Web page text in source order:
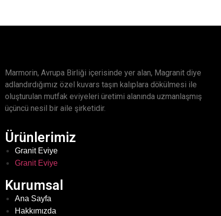
Marmorin, Avrupa Birliği içerisinde yer alan, Magranit diye
adlandırdığımız özel kuvars taşın kalıplara dökülmesi ile
oluşturulan mutfak eviyeleri üretimi alanında uzmanlaşmış
üçüncü nesil bir aile şirketidir.
Ürünlerimiz
Granit Eviye
Granit Eviye
Kurumsal
Ana Sayfa
Hakkımızda